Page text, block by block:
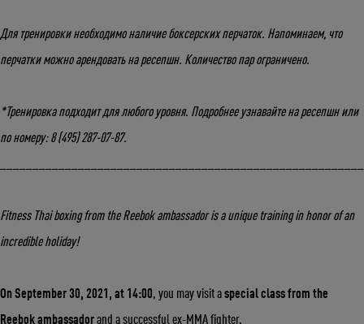
Для тренировки необходимо наличие боксерских перчаток. Напоминаем, что
перчатки можно арендовать на ресепшн. Количество пар ограничено.
*Тренировка подходит для любого уровня. Подробнее узнавайте на ресепшн или
по номеру: 8 (495) 287-07-87.
Fitness Thai boxing from the Reebok ambassador is a unique training in honor of an
incredible holiday!
On September 30, 2021, at 14:00, you may visit aspecial class from the
Reebok ambassadorand a successful ex-MMA fighter.